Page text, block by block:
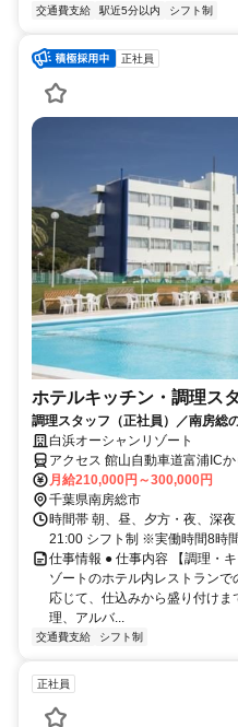
交通費支給 駅近5分以内 シフト制
正社員
ホテルキッチン・調理ス
調理スタッフ（正社員）／南房総
ーン・Iターン歓迎
白浜オーシャンリゾート
アクセス 館山自動車道富浦IC
月給210,000円～300,000円
千葉県南房総市
時間帯 朝、昼、夕方・夜、深
21:00 シフト制 ※実働時間8時
仕事情報 ● 仕事内容 【調理・
ゾートのホテル内レストラン
応じて、仕込みから盛り付け
理、アルバ...
交通費支給 シフト制
正社員